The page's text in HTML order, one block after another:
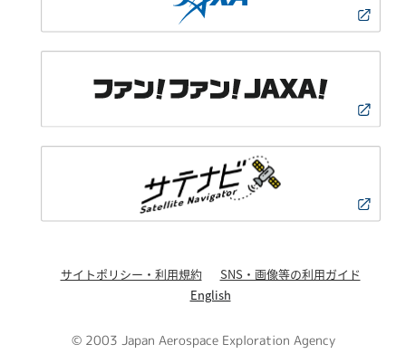
サイトポリシー・利用規約
SNS・画像等の利用ガイド
English
© 2003 Japan Aerospace Exploration Agency